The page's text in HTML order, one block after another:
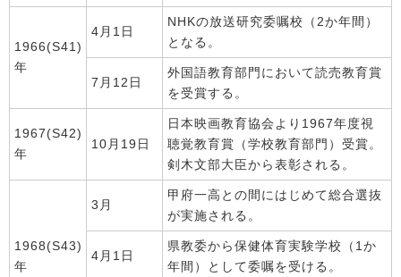
1966(S41)
年
4月1日
NHKの放送研究委嘱校（2か年間）
となる。
7月12日
外国語教育部門において読売教育賞
を受賞する。
1967(S42)
年
10月19日
日本映画教育協会より1967年度視
聴覚教育賞（学校教育部門）受賞。
剣木文部大臣から表彰される。
1968(S43)
年
3月
甲府一高との間にはじめて総合選抜
が実施される。
4月1日
県教委から保健体育実験学校（1か
年間）として委嘱を受ける。